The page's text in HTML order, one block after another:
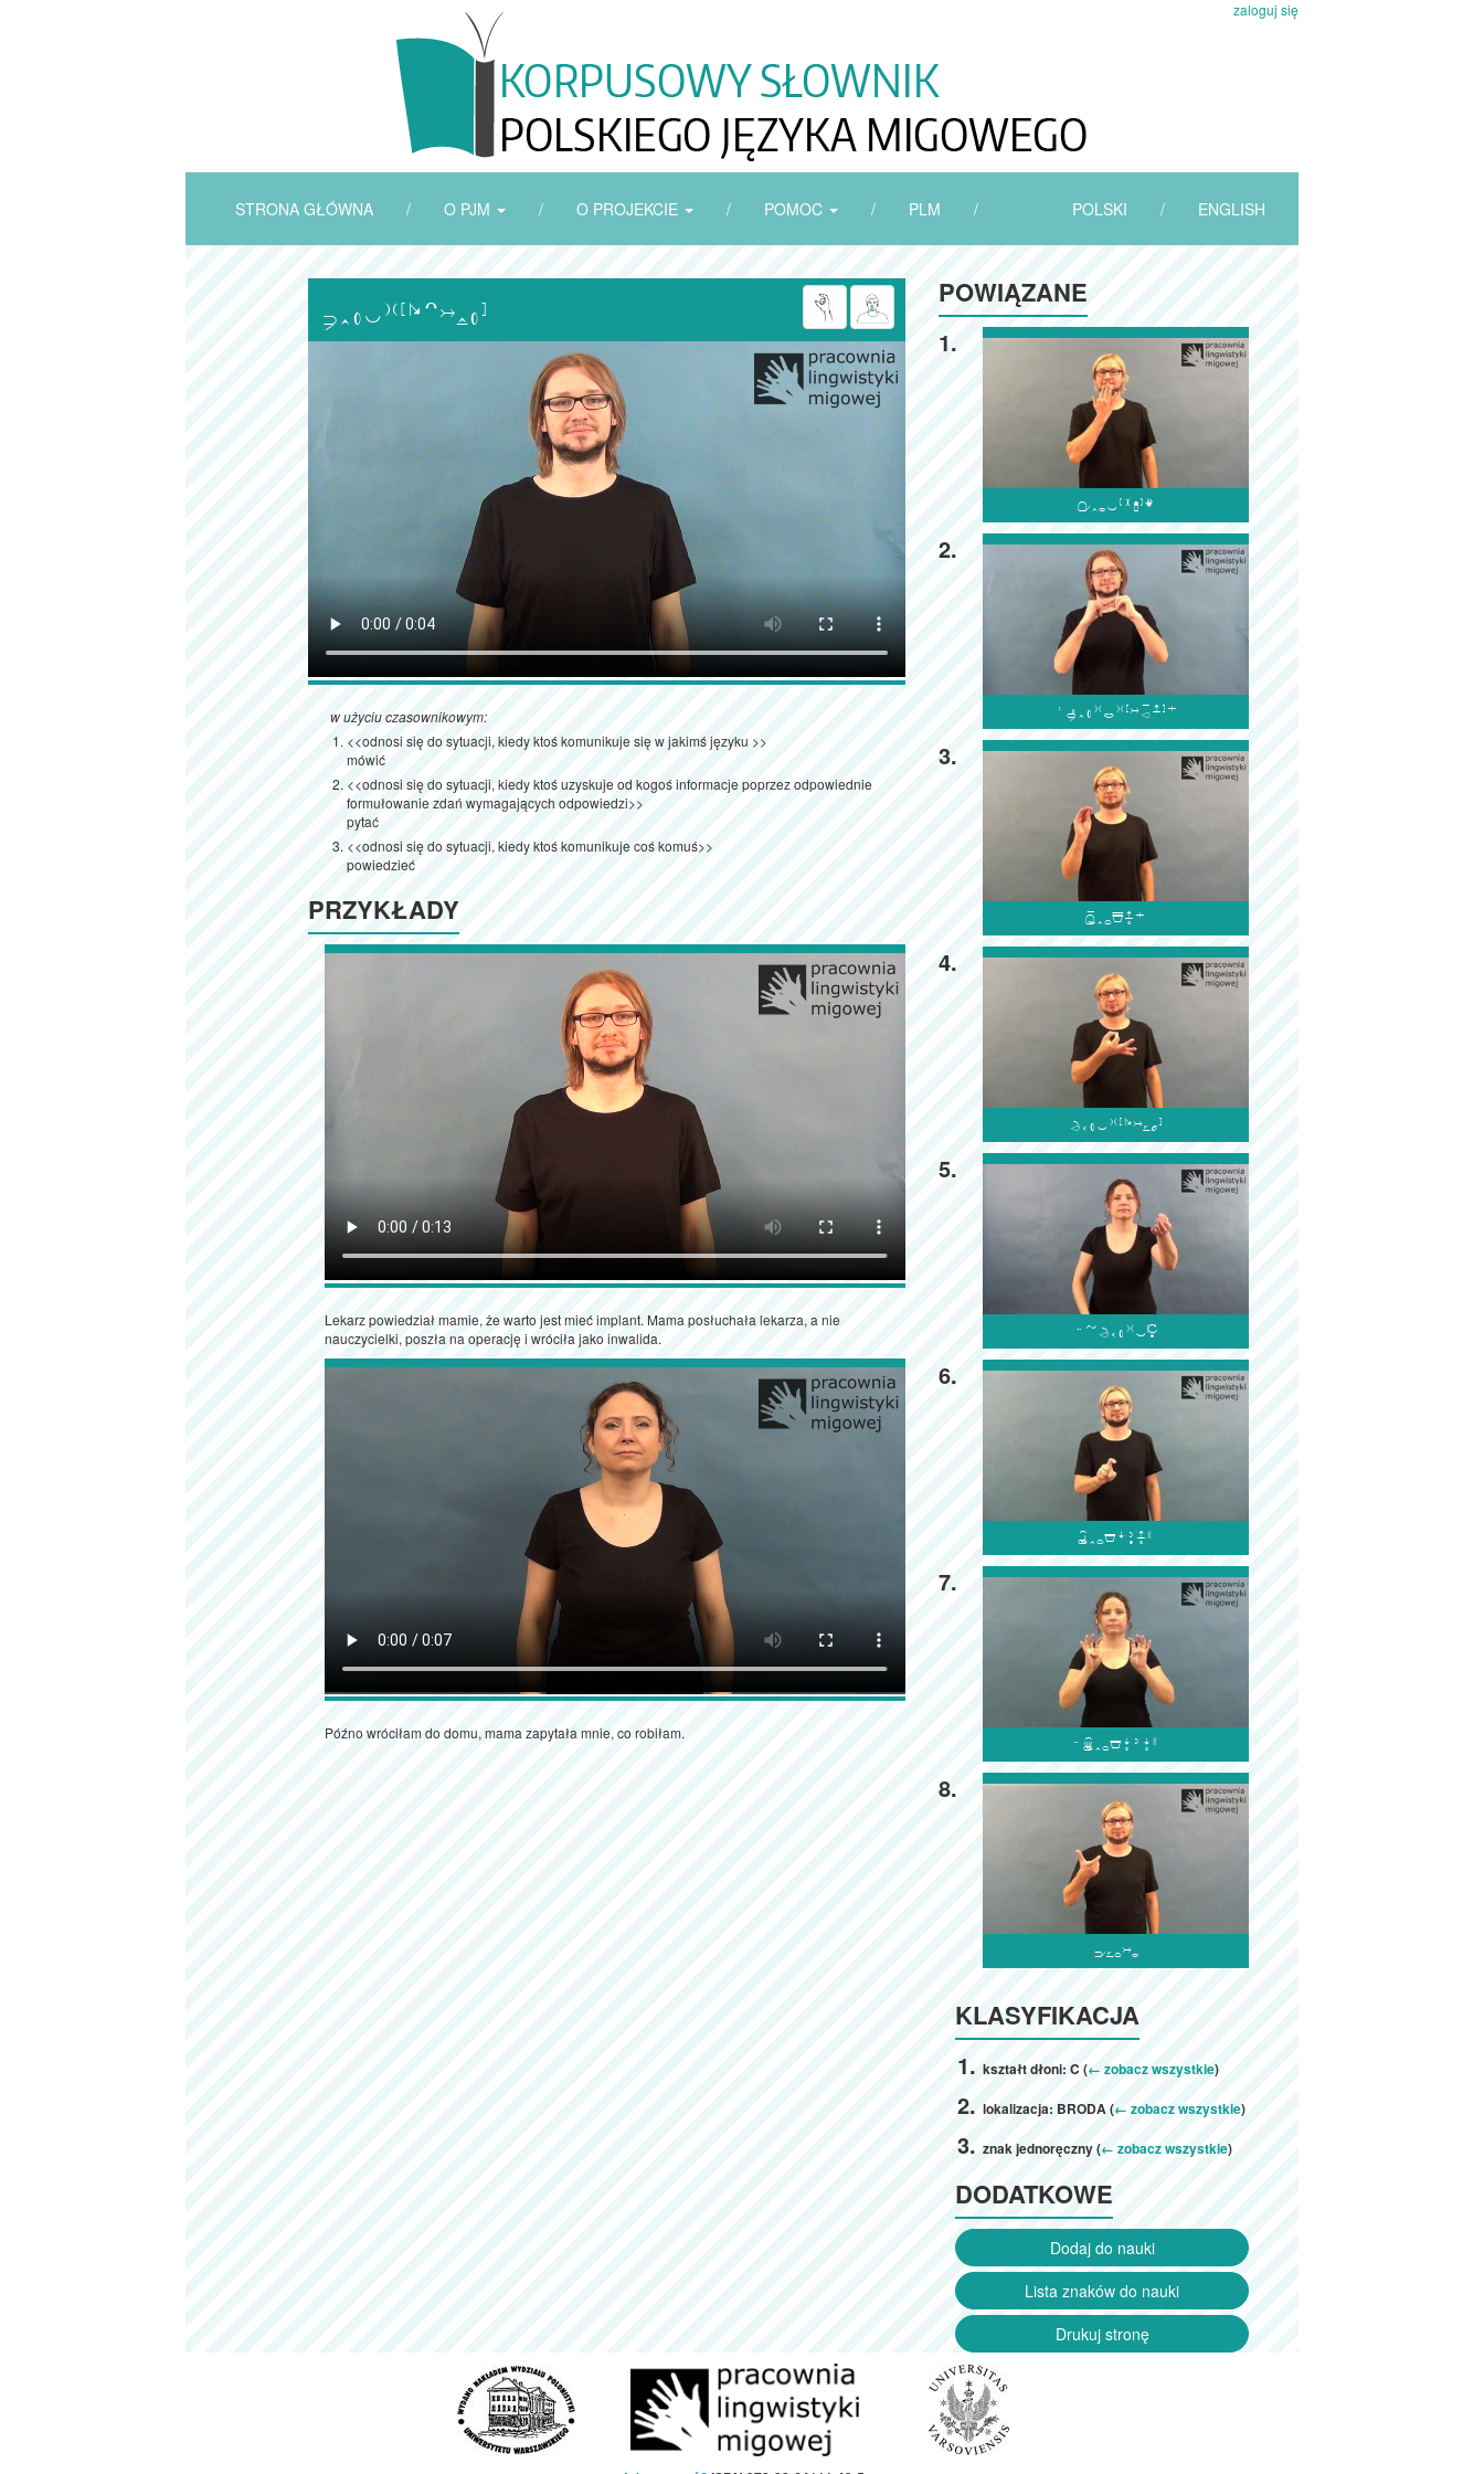
zaloguj się
STRONA GŁÓWNA / O PJM / O PROJEKCIE / POMOC / PLM / POLSKI / ENGLISH

w użyciu czasownikowym:
<<odnosi się do sytuacji, kiedy ktoś komunikuje się w jakimś języku >>
mówić
<<odnosi się do sytuacji, kiedy ktoś uzyskuje od kogoś informacje poprzez odpowiednie
formułowanie zdań wymagających odpowiedzi>>
pytać
<<odnosi się do sytuacji, kiedy ktoś komunikuje coś komuś>>
powiedzieć
PRZYKŁADY
Lekarz powiedział mamie, że warto jest mieć implant. Mama posłuchała lekarza, a nie
nauczycielki, poszła na operację i wróciła jako inwalida.
Późno wróciłam do domu, mama zapytała mnie, co robiłam.
POWIĄZANE
1.

2.

3.

4.

5.

6.

7.

8.

KLASYFIKACJA
kształt dłoni: C (← zobacz wszystkie)
lokalizacja: BRODA (← zobacz wszystkie)
znak jednoręczny (← zobacz wszystkie)
DODATKOWE
Dodaj do nauki
Lista znaków do nauki
Drukuj stronę